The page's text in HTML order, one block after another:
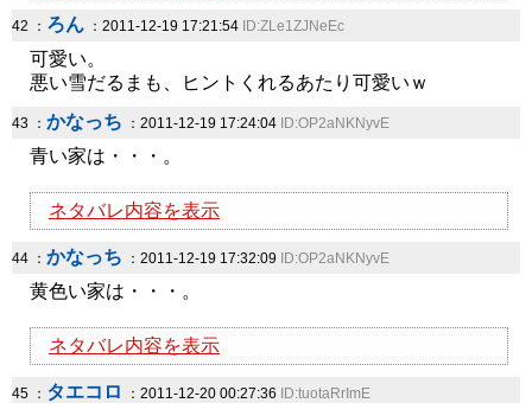
42 ： ろん ：2011-12-19 17:21:54 ID:ZLe1ZJNeEc
可愛い。
悪い雪だるまも、ヒントくれるあたり可愛いｗ
43 ： かなっち ：2011-12-19 17:24:04 ID:OP2aNKNyvE
青い家は・・・。
ネタバレ内容を表示
44 ： かなっち ：2011-12-19 17:32:09 ID:OP2aNKNyvE
黄色い家は・・・。
ネタバレ内容を表示
45 ： タエコロ ：2011-12-20 00:27:36 ID:tuotaRrImE